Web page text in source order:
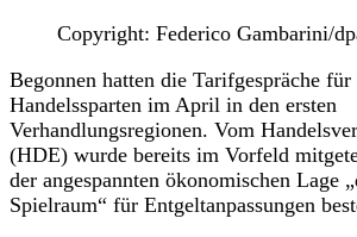
Copyright: Federico Gambarini/
Begonnen hatten die Tarifgespräche für
Handelssparten im April in den ersten
Verhandlungsregionen. Vom
(HDE) wurde bereits im Vorfeld
der angespannten ökonomischen Lage
Spielraum“ für Entgeltanpassungen